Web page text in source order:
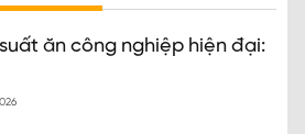
ăn công nghiệp hiện đại: